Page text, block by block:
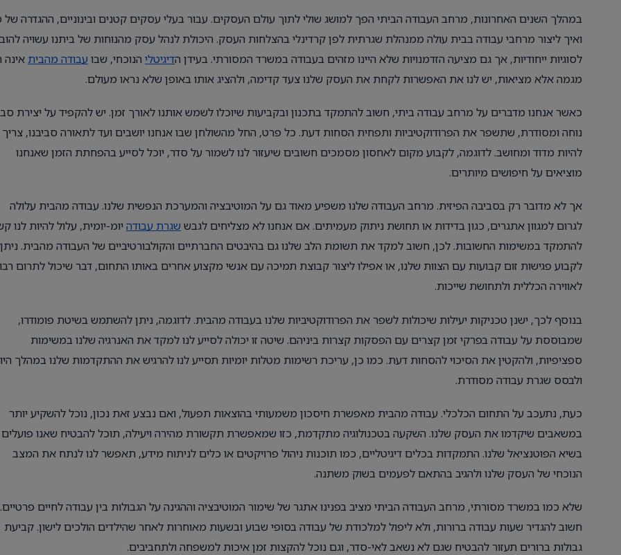
במהלך השנים האחרונות, מרחב העבודה הביתי הפך למושג שולי לתוך עולם העסקים. עבור בעלי עסקים קטנים ובינוניים, ההגדרה של
ואיך ליצור מרחבי עבודה בבית עולה ממנהלת שגרתית לפן קרדינלי בהצלחות העסק. היכולת לנהל עסק מהנוחות של ביתנו עשויה
לסוגיות ייחודיות, אך גם מציעה הזדמנויות שלא היינו מזהים בעבודה במשרד המסורתי. בעידן הדיגיטלי הנוכחי, שבו עבודה מהבית אינה
מגמה אלא מציאות, יש לנו את האפשרות לקחת את העסק שלנו צעד קדימה, ולהציג אותו באופן שלא נראו מעולם.
כאשר אנחנו מדברים על מרחב עבודה ביתי, חשוב להתמקד בתכנון ובקביעות שיוכלו לשמש אותנו לאורך זמן. יש להקפיד על יצירת
נוחה ומסודרת, שתשפר את הפרודוקטיביות ותפחית הסחות דעת. כל פרט, החל מהשולחן שבו אנחנו יושבים ועד לתאורה סביבנו, צריך
להיות מדוד ומחושב. לדוגמה, לקבוע מקום לאחסון מסמכים חשובים שיעזור לנו לשמור על סדר, יוכל לסייע בהפחתת הזמן שאנחנו
מוציאים על חיפושים מיותרים.
אך לא מדובר רק בסביבה הפיזית. מרחב העבודה שלנו משפיע מאוד גם על המוטיבציה והמערכת הנפשית שלנו. עבודה מהבית עלולה
לגרום למגוון אתגרים, כגון בדידות או תחושת ניתוק מעמיתים. אם אנחנו לא מצליחים לגבש שגרת עבודה יומ-יומית, עלול להיות לנו
להתמקד במשימות החשובות. לכן, חשוב למקד את תשומת הלב שלנו גם בהיבטים החברתיים והקולבורטיביים של העבודה מהבית. ניתן
לקבוע פגישות זום קבועות עם הצוות שלנו, או אפילו ליצור קבוצת תמיכה עם אנשי מקצוע אחרים באותו התחום, דבר שיכול לתרום
לאווירה הכללית ולתחושת שייכות.
בנוסף לכך, ישנן טכניקות יעילות שיכולות לשפר את הפרודוקטיביות שלנו בעבודה מהבית. לדוגמה, ניתן להשתמש בשיטת פומודרו,
שמבוססת על עבודה בפרקי זמן קצרים עם הפסקות קצרות ביניהם. שיטה זו יכולה לסייע לנו למקד את האנרגיה שלנו במשימות
ספציפיות, ולהקטין את הסיכוי להסחות דעת. כמו כן, עריכת רשימות מטלות יומיות תסייע לנו להרגיש את ההתקדמות שלנו במהלך
ולבסס שגרת עבודה מסודרת.
כעת, נתעכב על התחום הכלכלי. עבודה מהבית מאפשרת חיסכון משמעותי בהוצאות תפעול, ואם נבצע זאת נכון, נוכל להשקיע יותר
במשאבים שיקדמו את העסק שלנו. השקעה בטכנולוגיה מתקדמת, כזו שמאפשרת תקשורת מהירה ויעילה, תוכל להבטיח שאנו פועלים
בשיא הפוטנציאל שלנו. התמקדות בכלים דיגיטליים, כמו תוכנות ניהול פרויקטים או כלים לניתוח מידע, תאפשר לנו לנתח את המצב
הנוכחי של העסק שלנו ולהגיב בהתאם לפעמים בשוק משתנה.
שלא כמו במשרד מסורתי, מרחב העבודה הביתי מציב בפנינו אתגר של שימור המוטיבציה וההגינה על הגבולות בין עבודה לחיים פרטיים.
חשוב להגדיר שעות עבודה ברורות, ולא ליפול למלכודת של עבודה בסופי שבוע ובשעות מאוחרות לאחר שהילדים הולכים לישון. קביעת
גבולות ברורים תעזור להבטיח שגם לא נשאב לאי-סדר, וגם נוכל להקצות זמן איכות למשפחה ולתחביבים.